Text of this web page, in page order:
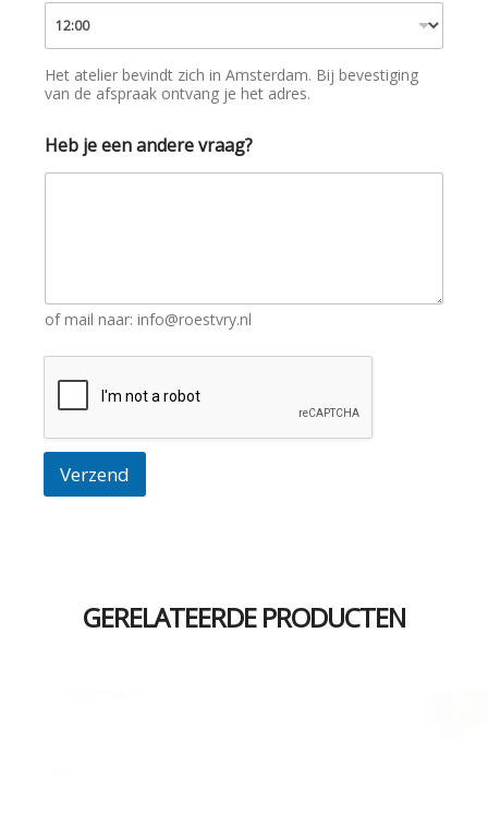
e
e
f
o
r
Het atelier bevindt zich in Amsterdam. Bij bevestiging
van de afspraak ontvang je het adres.
Heb je een andere vraag?
of mail naar: info@roestvry.nl
Verzend
GERELATEERDE PRODUCTEN